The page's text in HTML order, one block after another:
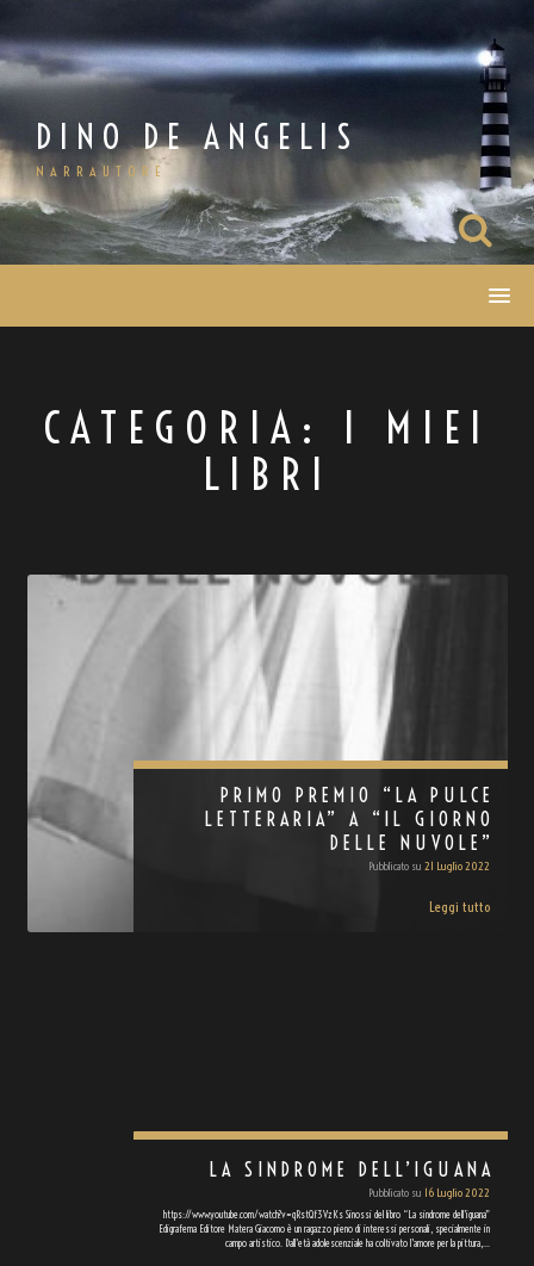
al
contenuto
DINO DE ANGELIS
NARRAUTORE
CATEGORIA: I MIEI
LIBRI
PRIMO PREMIO “LA PULCE
LETTERARIA” A “IL GIORNO
DELLE NUVOLE”
Pubblicato su 21 Luglio 2022
Leggi tutto
LA SINDROME DELL’IGUANA
Pubblicato su 16 Luglio 2022
https://www.youtube.com/watch?v=qRstQf3VzKs Sinossi del libro “La sindrome dell’iguana”
Edigrafema Editore Matera Giacomo è un ragazzo pieno di interessi personali, specialmente in
campo artistico. Dall’età adolescenziale ha coltivato l’amore per la pittura,…